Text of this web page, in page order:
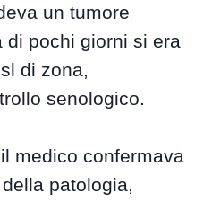
un tumore
di pochi giorni si era
di zona,
senologico.
medico confermava
patologia,